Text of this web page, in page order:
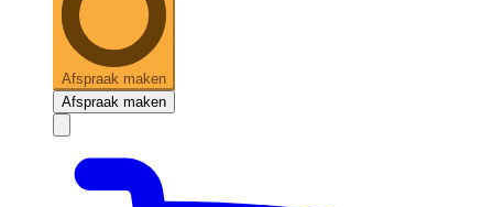
Afspraak maken
Afspraak maken